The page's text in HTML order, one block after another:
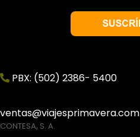
PBX: (502) 2386- 5400
ventas@viajesprimavera.com
CONTESA, S. A.